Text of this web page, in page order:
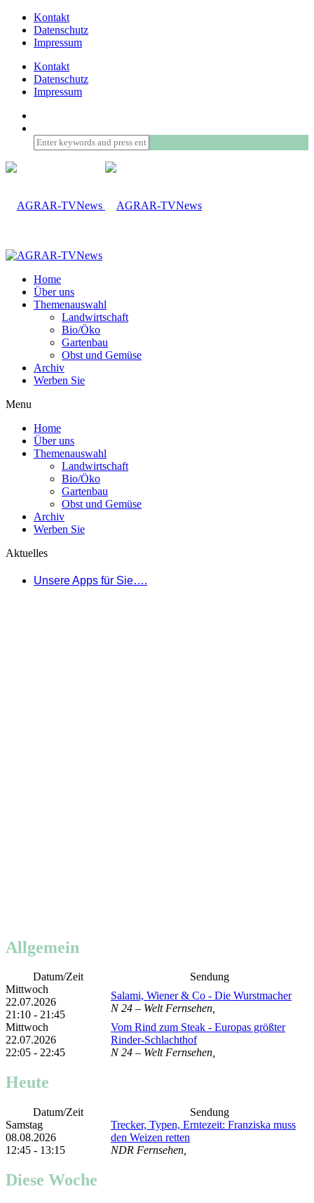
Kontakt
Datenschutz
Impressum
Kontakt
Datenschutz
Impressum
Home
Über uns
Themenauswahl
Landwirtschaft
Bio/Öko
Gartenbau
Obst und Gemüse
Archiv
Werben Sie
Menu
Home
Über uns
Themenauswahl
Landwirtschaft
Bio/Öko
Gartenbau
Obst und Gemüse
Archiv
Werben Sie
Aktuelles
Unsere Apps für Sie….
Allgemein
Datum/Zeit
Sendung
Mittwoch
22.07.2026
21:10 - 21:45
Salami, Wiener & Co - Die Wurstmacher
N 24 – Welt Fernsehen,
Mittwoch
22.07.2026
22:05 - 22:45
Vom Rind zum Steak - Europas größter
Rinder-Schlachthof
N 24 – Welt Fernsehen,
Heute
Datum/Zeit
Sendung
Samstag
08.08.2026
12:45 - 13:15
Trecker, Typen, Erntezeit: Franziska muss
den Weizen retten
NDR Fernsehen,
Diese Woche